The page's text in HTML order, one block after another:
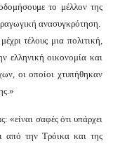
το μέλλον της
ανασυγκρότηση.
τέλους μια πολιτική,
ελληνική οικονομία και
οι οποίοι χτυπήθηκαν
«είναι σαφές ότι υπάρχει
από την Τρόικα και της